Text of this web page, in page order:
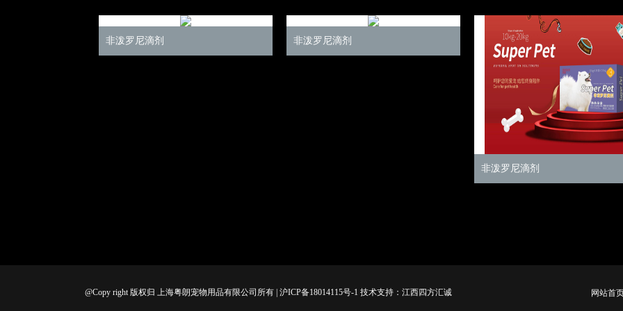
非泼罗尼滴剂 非泼罗尼滴剂
非泼罗尼滴剂
网站首
@Copy right 版权归 上海粤朗宠物用品有限公司所有 | 沪ICP备18014115号-1 技术支持：江西四方汇诚